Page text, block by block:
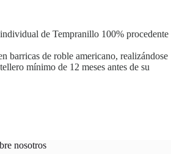
de Tempranillo 100% procedente
barricas de roble americano, realizándose
mínimo de 12 meses antes de su
nosotros